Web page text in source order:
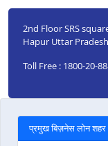
2nd Floor SRS
Hapur Uttar
Toll Free : 1800-20-
प्रमुख बिज़नेस लोन शहर